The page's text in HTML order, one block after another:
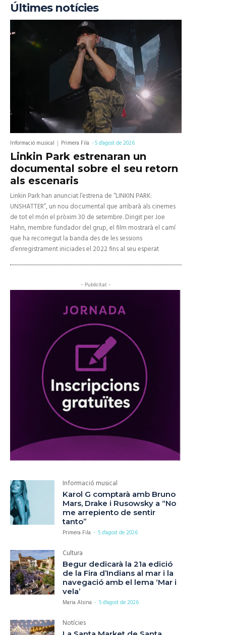
Últimes notícies
Informació musical Primera Fila -5 d'agost de 2026
Linkin Park estrenaran un
documental sobre el seu retorn
als escenaris
Linkin Park han anunciat l’estrena de “LINKIN PARK:
UNSHATTER”, un nou documental que arribarà als cinemes
de tot el món el pròxim 30 de setembre. Dirigit per Joe
Hahn, membre fundador del grup, el film mostrarà el camí
que ha recorregut la banda des de les sessions
d’enregistrament iniciades el 2022 fins al seu esperat
- Publicitat -
Informació musical
Karol G comptarà amb Bruno
Mars, Drake i Rusowsky a “No
me arrepiento de sentir
tanto”
Primera Fila - 5 d'agost de 2026
Cultura
Begur dedicarà la 21a edició
de la Fira d’Indians al mar i la
navegació amb el lema ‘Mar i
vela’
Maria Alsina - 5 d'agost de 2026
Notícies